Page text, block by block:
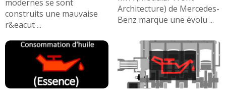
modernes se sont
construits une mauvaise
r&eacut ...
Architecture) de Mercedes-
Benz marque une évolu ...